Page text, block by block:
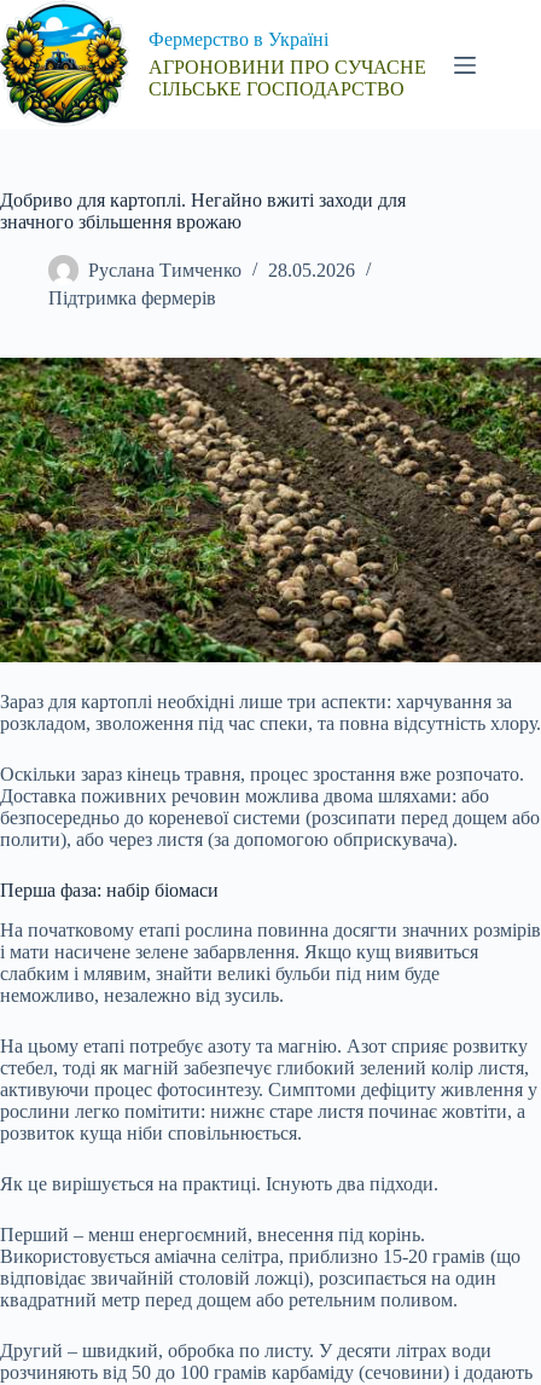
Перейти
до
вмісту
Фермерство в Україні
АГРОНОВИНИ ПРО СУЧАСНЕ
СІЛЬСЬКЕ ГОСПОДАРСТВО
Добриво для картоплі. Негайно вжиті заходи для
значного збільшення врожаю
Руслана Тимченко
28.05.2026
Підтримка фермерів
Зараз для картоплі необхідні лише три аспекти: харчування за
розкладом, зволоження під час спеки, та повна відсутність хлору.
Оскільки зараз кінець травня, процес зростання вже розпочато.
Доставка поживних речовин можлива двома шляхами: або
безпосередньо до кореневої системи (розсипати перед дощем або
полити), або через листя (за допомогою обприскувача).
Перша фаза: набір біомаси
На початковому етапі рослина повинна досягти значних розмірів
і мати насичене зелене забарвлення. Якщо кущ виявиться
слабким і млявим, знайти великі бульби під ним буде
неможливо, незалежно від зусиль.
На цьому етапі потребує азоту та магнію. Азот сприяє розвитку
стебел, тоді як магній забезпечує глибокий зелений колір листя,
активуючи процес фотосинтезу. Симптоми дефіциту живлення у
рослини легко помітити: нижнє старе листя починає жовтіти, а
розвиток куща ніби сповільнюється.
Як це вирішується на практиці. Існують два підходи.
Перший – менш енергоємний, внесення під корінь.
Використовується аміачна селітра, приблизно 15-20 грамів (що
відповідає звичайній столовій ложці), розсипається на один
квадратний метр перед дощем або ретельним поливом.
Другий – швидкий, обробка по листу. У десяти літрах води
розчиняють від 50 до 100 грамів карбаміду (сечовини) і додають